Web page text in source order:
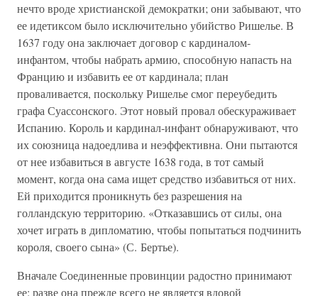
нечто вроде христианской демократки; они забывают, что
ее идетиксом было исключительно убийство Ришелье. В
1637 году она заключает договор с кардиналом-
инфантом, чтобы набрать армию, способную напасть на
Францию и избавить ее от кардинала; план
проваливается, поскольку Ришелье смог переубедить
графа Суассонского. Этот новый провал обескураживает
Испанию. Король и кардинал-инфант обнаруживают, что
их союзница надоедлива и неэффективна. Они пытаются
от нее избавиться в августе 1638 года, в тот самый
момент, когда она сама ищет средство избавиться от них.
Ей приходится проникнуть без разрешения на
голландскую территорию. «Отказавшись от силы, она
хочет играть в дипломатию, чтобы попытаться подчинить
короля, своего сына» (С. Бертье).
Вначале Соединенные провинции радостно принимают
ее: разве она прежде всего не является вдовой